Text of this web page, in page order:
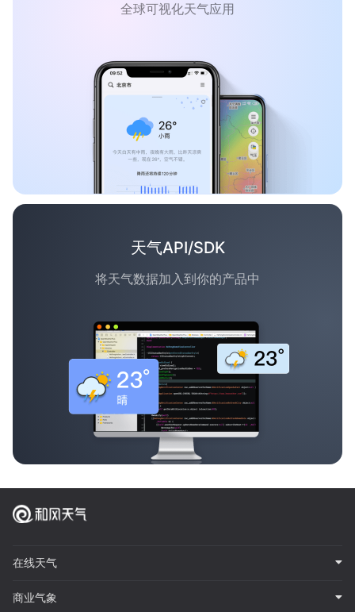
全球可视化天气应用
天气API/SDK
将天气数据加入到你的产品中
在线天气
商业气象